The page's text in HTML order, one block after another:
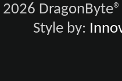
2026
Style by: